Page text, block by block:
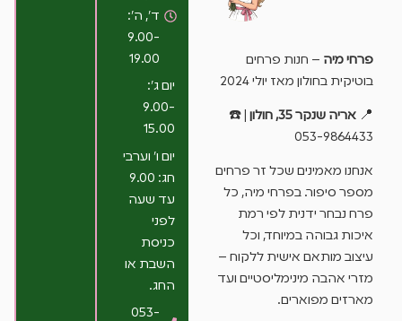
ד’, ה’:
9.00-
19.00
יום ג’:
9.00-
15.00
יום ו’ וערבי
חג: 9.00
עד שעה
לפני
כניסת
השבת או
החג.
053-
פרחי מיה – חנות פרחים
בוטיקית בחולון מאז יולי 2024
📍 אריה שנקר 35, חולון
| ☎️
053-9864433
אנחנו מאמינים שכל זר פרחים
מספר סיפור. בפרחי מיה, כל
פרח נבחר ידנית לפי רמת
איכות גבוהה במיוחד, וכל
עיצוב מותאם אישית ללקוח –
מזרי אהבה מינימליסטיים ועד
מארזים מפוארים.